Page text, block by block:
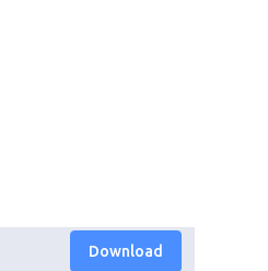
Download